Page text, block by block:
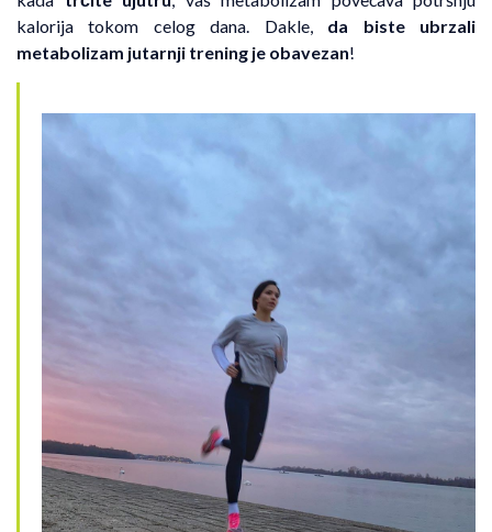
kalorija tokom celog dana. Dakle, da biste ubrzali
metabolizam jutarnji trening je obavezan!